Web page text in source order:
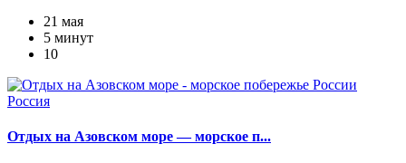
21 мая
5 минут
10
Россия
Отдых на Азовском море — морское п...